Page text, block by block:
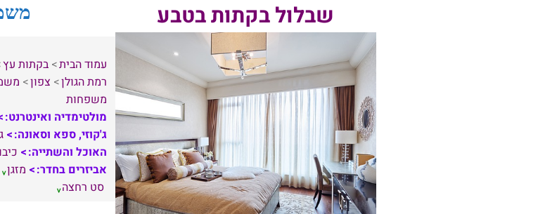
שבלול בקתות בטבע
עמוד הבית בקתות עץ
רמת הגולן
צפון
משפחות
מולטימדיה ואינטרנט:
ג'קוזי, ספא וסאונה:
האוכל והשתייה:
אביזרים בחדר:
מזגן
סט רחצה